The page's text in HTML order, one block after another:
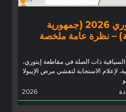
تفشي إيبولا في إيتوري 2026 (جمهورية
– نظرة عامة ملخصة
ذات الصلة في مقاطعة إيتوري،
لإعلام الاستجابة لتفشي مرض الإيبولا
2026